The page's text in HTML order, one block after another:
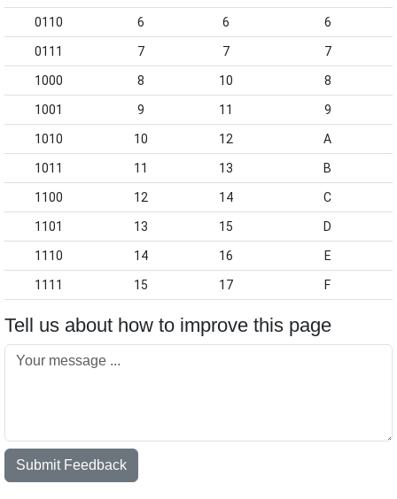
0110 6 6 6
0111 7 7 7
1000 8 10 8
1001 9 11 9
1010 10 12 A
1011 11 13 B
1100 12 14 C
1101 13 15 D
1110 14 16 E
1111 15 17 F
Tell us about how to improve this page
Submit Feedback